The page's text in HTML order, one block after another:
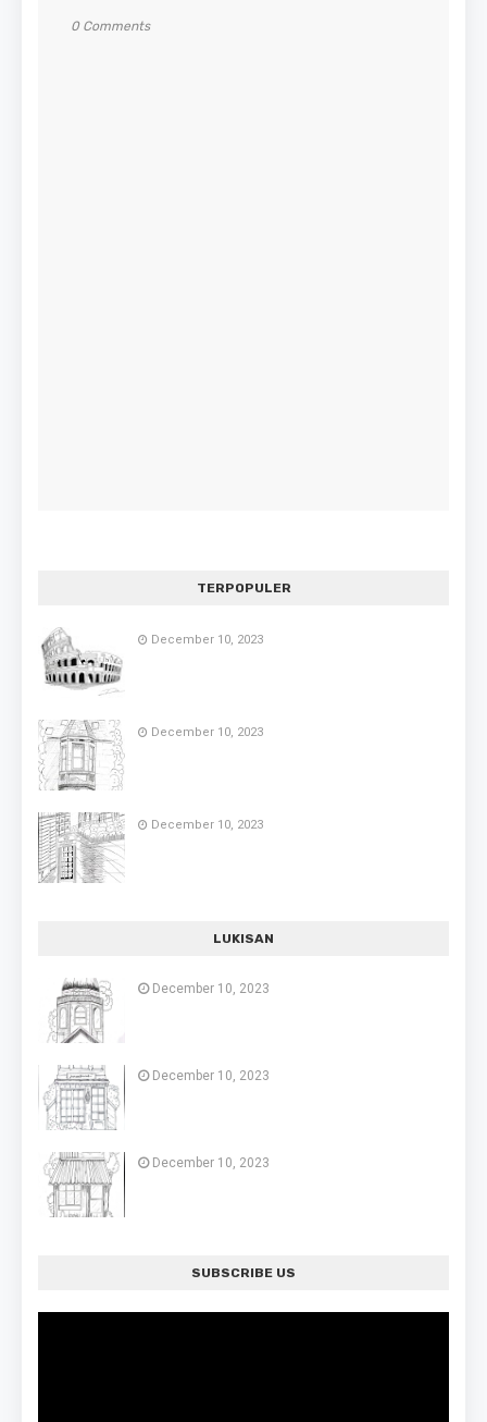
0 Comments
TERPOPULER
December 10, 2023
December 10, 2023
December 10, 2023
LUKISAN
December 10, 2023
December 10, 2023
December 10, 2023
SUBSCRIBE US